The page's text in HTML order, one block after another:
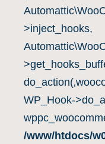
>inject_hooks,
WP_Hook-
/www/htdocs/